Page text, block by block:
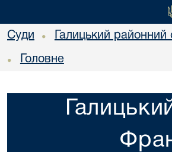
Суди • Галицький районний
• Головне